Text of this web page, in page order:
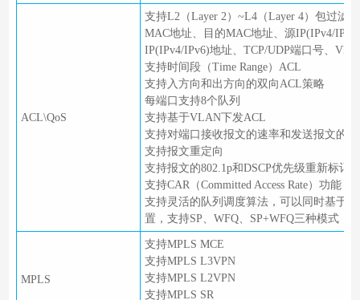
ACL\QoS
支持L2（Layer 2）~L4（Layer 4）包过滤
MAC地址、目的MAC地址、源IP(IPv4/
IP(IPv4/IPv6)地址、TCP/UDP端口号、
支持时间段（Time Range）ACL
支持入方向和出方向的双向ACL策略
每端口支持8个队列
支持基于VLAN下发ACL
支持对端口接收报文的速率和发送报文的
支持报文重定向
支持报文的802.1p和DSCP优先级重新标记
支持CAR（Committed Access Rate）功能
支持灵活的队列调度算法，可以同时基于
置，支持SP、WFQ、SP+WFQ三种模式
MPLS
支持MPLS MCE
支持MPLS L3VPN
支持MPLS L2VPN
支持MPLS SR